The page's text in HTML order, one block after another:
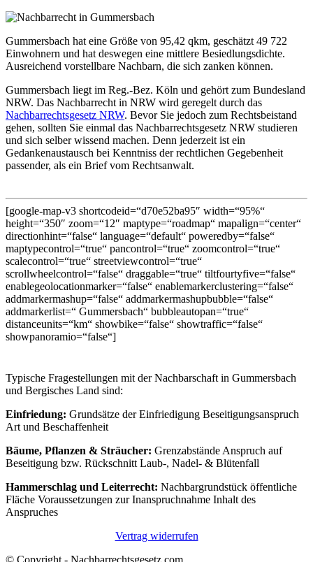
Gummersbach hat eine Größe von 95,42 qkm, geschätzt 49 722
Einwohnern und hat deswegen eine mittlere Besiedlungsdichte.
Ausreichend vorstellbare Nachbarn, die sich zanken können.
Gummersbach liegt im Reg.-Bez. Köln und gehört zum Bundesland
NRW. Das Nachbarrecht in NRW wird geregelt durch das
Nachbarrechtsgesetz NRW. Bevor Sie jedoch zum Rechtsbeistand
gehen, sollten Sie einmal das Nachbarrechtsgesetz NRW studieren
und sich selber wissend machen. Denn jederzeit ist ein
Gedankenaustausch bei Kenntniss der rechtlichen Gegebenheit
passender, als ein Brief vom Rechtsanwalt.
[google-map-v3 shortcodeid=“d70e52ba95″ width=“95%“
height=“350″ zoom=“12″ maptype=“roadmap“ mapalign=“center“
directionhint=“false“ language=“default“ poweredby=“false“
maptypecontrol=“true“ pancontrol=“true“ zoomcontrol=“true“
scalecontrol=“true“ streetviewcontrol=“true“
scrollwheelcontrol=“false“ draggable=“true“ tiltfourtyfive=“false“
enablegeolocationmarker=“false“ enablemarkerclustering=“false“
addmarkermashup=“false“ addmarkermashupbubble=“false“
addmarkerlist=“ Gummersbach“ bubbleautopan=“true“
distanceunits=“km“ showbike=“false“ showtraffic=“false“
showpanoramio=“false“]
Typische Fragestellungen mit der Nachbarschaft in Gummersbach
und Bergisches Land sind:
Einfriedung: Grundsätze der Einfriedigung Beseitigungsanspruch
Art und Beschaffenheit
Bäume, Pflanzen & Sträucher: Grenzabstände Anspruch auf
Beseitigung bzw. Rückschnitt Laub-, Nadel- & Blütenfall
Hammerschlag und Leiterrecht: Nachbargrundstück öffentliche
Fläche Voraussetzungen zur Inanspruchnahme Inhalt des
Anspruches
Vertrag widerrufen
© Copyright - Nachbarrechtsgesetz.com